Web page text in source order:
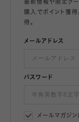
最新情報や限定クー
購入でポイント獲
得。
メールアドレス
パスワード
メールマガジ